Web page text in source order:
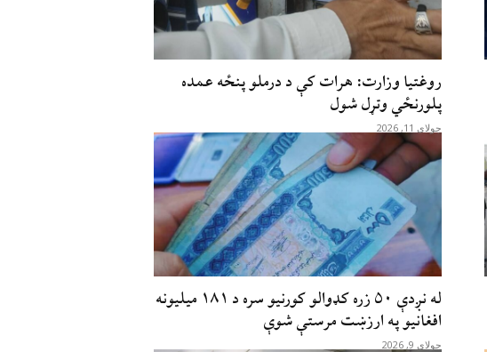
روغتیا وزارت: هرات کې د درملو پنځه عمده
پلورنځي وتړل شول
جولای 11, 2026
له نږدې ۵۰ زره کډوالو کورنیو سره د ۱۸۱ میلیونه
افغانیو په ارزښت مرستې شوې
جولای 9, 2026